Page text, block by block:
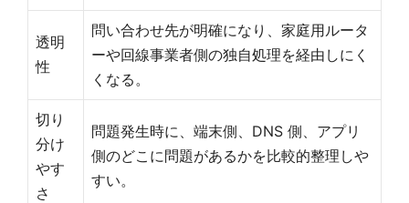
透明
性
問い合わせ先が明確になり、家庭用ルータ
ーや回線事業者側の独自処理を経由しにく
くなる。
切り
分け
やす
さ
問題発生時に、端末側、DNS 側、アプリ
側のどこに問題があるかを比較的整理しや
すい。